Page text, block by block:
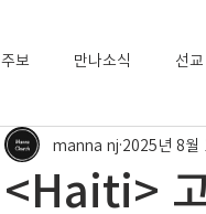
주보 만나소식 선교
<Haiti>
manna nj 2025년 8월